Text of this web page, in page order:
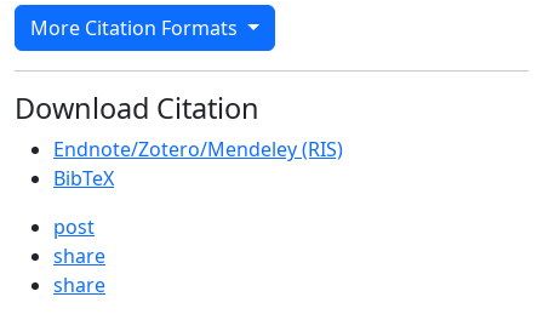
More Citation Formats
Download Citation
Endnote/Zotero/Mendeley (RIS)
BibTeX
post
share
share